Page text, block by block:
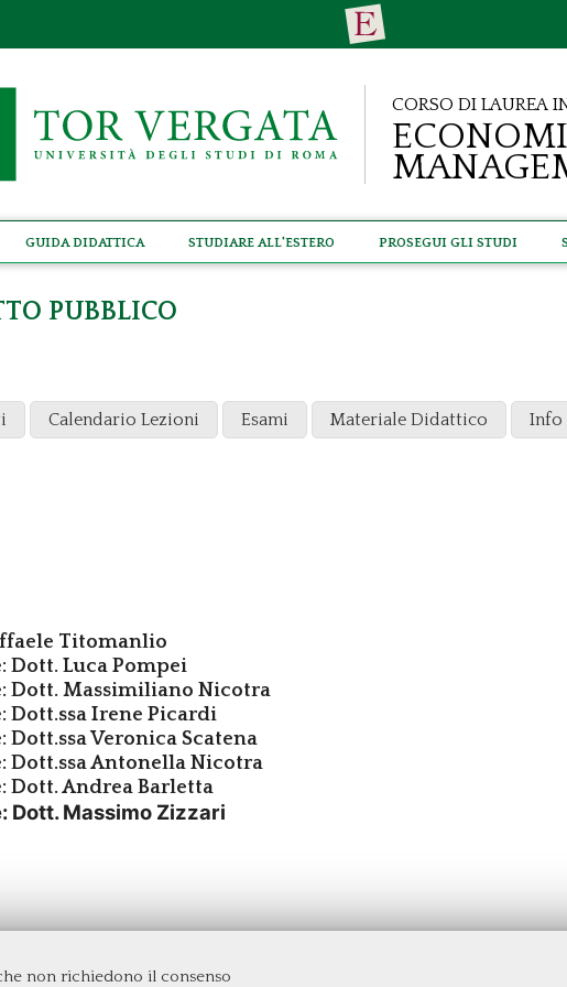
non richiedono il consenso
Corso di Laurea
Guida didattica Studiare all'estero Prosegui gli studi
PUBBLICO
Calendario Lezioni Esami Materiale Didattico Info
Titomanlio
Dott. Luca Pompei
Dott. Massimiliano Nicotra
Dott.ssa Irene Picardi
Veronica Scatena
Dott.ssa Antonella Nicotra
Dott. Andrea Barletta
Dott. Massimo Zizzari
Diritto